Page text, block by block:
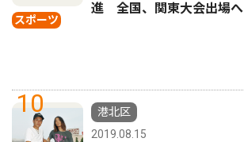
スポーツ
進 全国、関東大会出場へ
10
港北区
2019.08.15